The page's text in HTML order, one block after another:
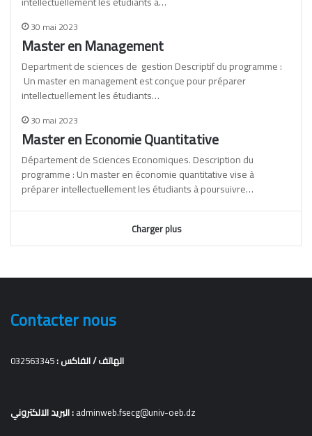
30 mai 2023
Master en Management
Department de sciences de gestion Descriptif du programme :
Un master en management est conçue pour préparer
intellectuellement les étudiants…
30 mai 2023
Master en Economie Quantitative
Département de Sciences Economiques. Description du
programme : Un master en économie quantitative vise à
préparer intellectuellement les étudiants à poursuivre…
Charger plus
Contacter nous
الهاتف / الفاكس :032563345
البريد الالكتروني :adminweb.fsecg@univ-oeb.dz